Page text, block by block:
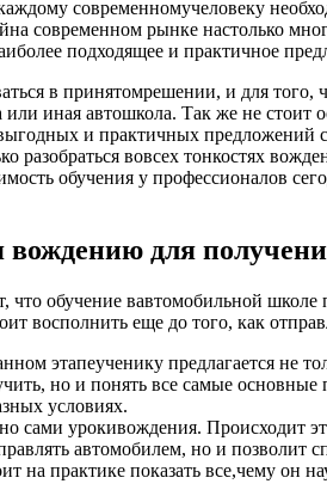
современномучеловеку
современном рынке настолько
подходящее и практичное
в принятомрешении, и для
или иная автошкола. Так же не
и практичных предложений
разобраться вовсех тонкостях
обучения у профессионалов
для
что обучение вавтомобильной
восполнить еще до того, как
этапеученику предлагается не
но и понять все самые основные
условиях.
сами урокивождения. Происходит
автомобилем, но и
на практике показать все,чему он